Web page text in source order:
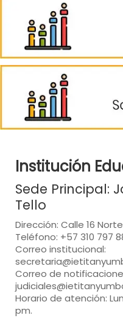
Institución
Sede Principal:
Tello
Dirección: Calle 16
Teléfono: +57 310 797
Correo institucional:
Correo de
Horario de atención:
pm.